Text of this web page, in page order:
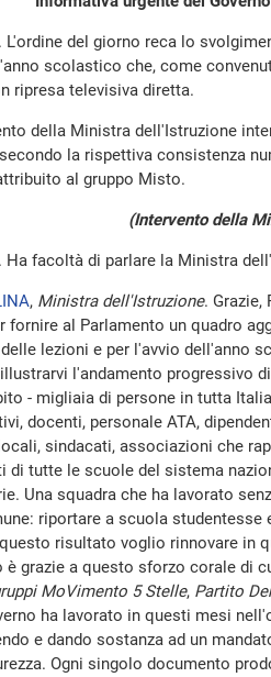
. L'ordine del giorno reca lo
scolastico che, come
ripresa televisiva diretta.
della Ministra dell'Istruzione
la rispettiva consistenza
al gruppo Misto.
(Intervento della
. Ha facoltà di parlare la Ministra
, Ministra dell'Istruzione. Grazie,
fornire al Parlamento un quadro
lezioni e per l'avvio dell'anno
l'andamento progressivo
- migliaia di persone in tutta
docenti, personale ATA,
sindacati, associazioni che
di tutte le scuole del sistema
Una squadra che ha lavorato
riportare a scuola
risultato voglio rinnovare in
è grazie a questo sforzo corale di
MoVimento 5 Stelle, Partito
ha lavorato in questi mesi
e dando sostanza ad un
Ogni singolo documento